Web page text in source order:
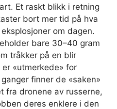
Et raskt blikk i retning
bort mer tid på hva
om dagen.
bare 30–40 gram
tråkker på en blir
«utmerkede» for
finner de «saken»
fra dronene av russerne,
deres enklere i den